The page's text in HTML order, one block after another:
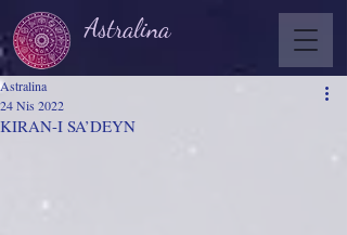
Astralina
KIRAN-I SA’DEYN
Astralina
24 Nis 2022